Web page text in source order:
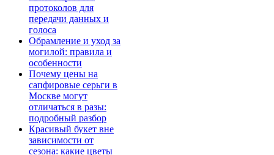
протоколов для
передачи данных и
голоса
Обрамление и уход за
могилой: правила и
особенности
Почему цены на
сапфировые серьги в
Москве могут
отличаться в разы:
подробный разбор
Красивый букет вне
зависимости от
сезона: какие цветы